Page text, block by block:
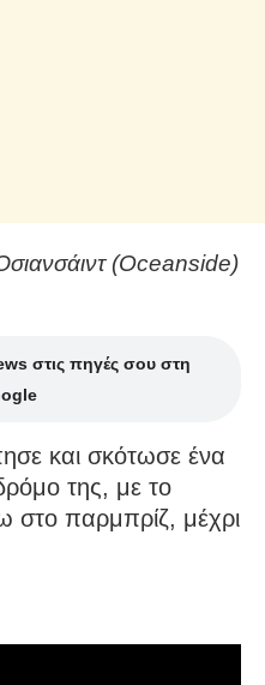
(Oceanside)
στις πηγές σου στη
και σκότωσε ένα
της, με το
παρμπρίζ, μέχρι